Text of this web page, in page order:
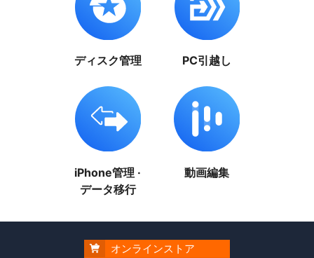
ディスク管理 PC引越し
iPhone管理 ·
データ移行
動画編集
 オンラインストア